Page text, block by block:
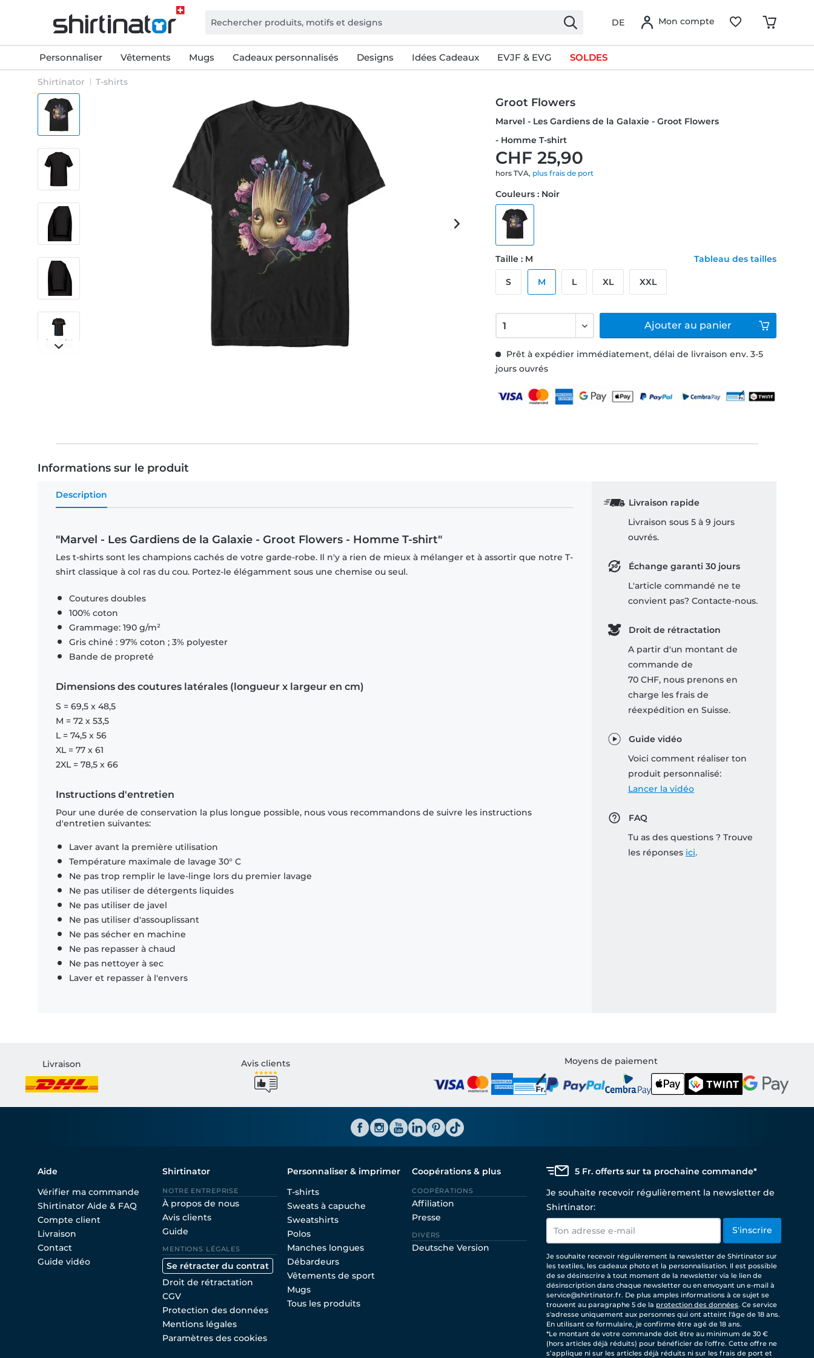
DE Mon compte
Personnaliser Vêtements Mugs Cadeaux personnalisés Designs Idées Cadeaux EVJF & EVG SOLDES
Shirtinator T-shirts
Groot Flowers
Marvel - Les Gardiens de la Galaxie - Groot Flowers
- Homme T-shirt
CHF 25,90
hors TVA, plus frais de port
Prêt à expédier immédiatement, délai de livraison env. 3-5
jours ouvrés
Couleurs : Noir
Taille : M Tableau des tailles
S M L XL XXL
Ajouter au panier
Informations sur le produit
Description
"Marvel - Les Gardiens de la Galaxie - Groot Flowers - Homme T-shirt"
Les t-shirts sont les champions cachés de votre garde-robe. Il n'y a rien de mieux à mélanger et à assortir que notre T-
shirt classique à col ras du cou. Portez-le élégamment sous une chemise ou seul.
Coutures doubles
100% coton
Grammage: 190 g/m²
Gris chiné : 97% coton ; 3% polyester
Bande de propreté
Dimensions des coutures latérales (longueur x largeur en cm)
S = 69,5 x 48,5
M = 72 x 53,5
L = 74,5 x 56
XL = 77 x 61
2XL = 78,5 x 66
Instructions d'entretien
Pour une durée de conservation la plus longue possible, nous vous recommandons de suivre les instructions
d'entretien suivantes:
Laver avant la première utilisation
Température maximale de lavage 30° C
Ne pas trop remplir le lave-linge lors du premier lavage
Ne pas utiliser de détergents liquides
Ne pas utiliser de javel
Ne pas utiliser d'assouplissant
Ne pas sécher en machine
Ne pas repasser à chaud
Ne pas nettoyer à sec
Laver et repasser à l'envers
Livraison rapide
Livraison sous 5 à 9 jours
ouvrés.
Échange garanti 30 jours
L'article commandé ne te
convient pas? Contacte-nous.
Droit de rétractation
A partir d'un montant de
commande de
70 CHF, nous prenons en
charge les frais de
réexpédition en Suisse.
Guide vidéo
Voici comment réaliser ton
produit personnalisé:
Lancer la vidéo
FAQ
Tu as des questions ? Trouve
les réponses ici.
Livraison Avis clients Moyens de paiement
Aide
Vérifier ma commande
Shirtinator Aide & FAQ
Compte client
Livraison
Contact
Guide vidéo
Shirtinator
NOTRE ENTREPRISE
À propos de nous
Avis clients
Guide
MENTIONS LÉGALES
Se rétracter du contrat
Droit de rétractation
CGV
Protection des données
Mentions légales
Paramètres des cookies
Personnaliser & imprimer
T-shirts
Sweats à capuche
Sweatshirts
Polos
Manches longues
Débardeurs
Vêtements de sport
Mugs
Tous les produits
Coopérations & plus
COOPÈRATIONS
Affiliation
Presse
DIVERS
Deutsche Version
5 Fr. offerts sur ta prochaine commande*
Je souhaite recevoir régulièrement la newsletter de
Shirtinator:
S'inscrire
Je souhaite recevoir régulièrement la newsletter de Shirtinator sur
les textiles, les cadeaux photo et la personnalisation. Il est possible
de se désinscrire à tout moment de la newsletter via le lien de
désinscription dans chaque newsletter ou en envoyant un e-mail à
service@shirtinator.fr. De plus amples informations à ce sujet se
trouvent au paragraphe 5 de la protection des données. Ce service
s'adresse uniquement aux personnes qui ont atteint l'âge de 18 ans.
En utilisant ce formulaire, je confirme être agé de 18 ans.
*Le montant de votre commande doit être au minimum de 30 €
(hors articles déjà réduits) pour bénéficier de l'offre. Cette offre ne
s’applique ni sur les articles déjà réduits ni sur les frais de port et